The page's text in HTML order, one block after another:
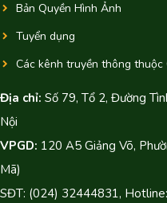
Bản Quyền Hình Ảnh
Tuyển dụng
Các kênh truyền thông thuộc
Địa chỉ: Số 79, Tổ 2, Đường
Nội
VPGD: 120 A5 Giảng Võ,
Mã)
SĐT: (024) 32444831,